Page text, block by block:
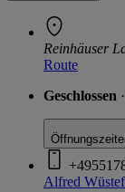
Reinhäuser
Route
Geschlossen
Alfred